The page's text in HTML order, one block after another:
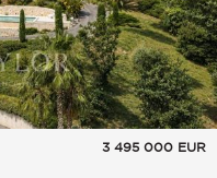
3 495 000 EUR